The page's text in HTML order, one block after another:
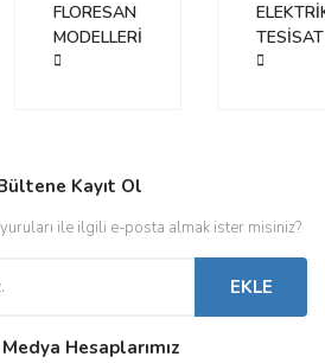
alternatifler olmalı.
Gönder
FLORESAN
MODELLERİ
TESİSAT
Kayıt Ol
ile ilgili e-posta almak ister misiniz?
EKLE
Hesaplarımız